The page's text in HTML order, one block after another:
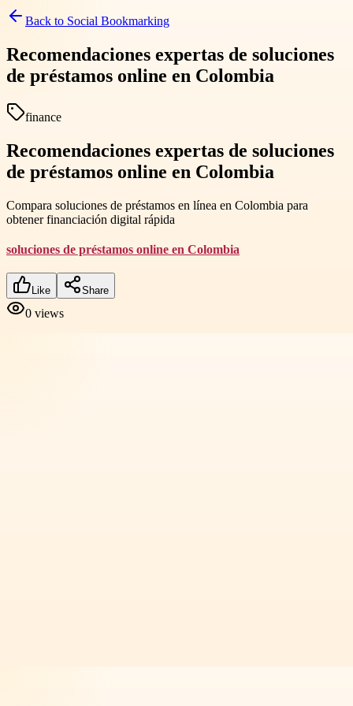
Back to Social Bookmarking
Recomendaciones expertas de soluciones
de préstamos online en Colombia
finance
Recomendaciones expertas de soluciones
de préstamos online en Colombia
Compara soluciones de préstamos en línea en Colombia para
obtener financiación digital rápida
soluciones de préstamos online en Colombia
Like Share
0 views